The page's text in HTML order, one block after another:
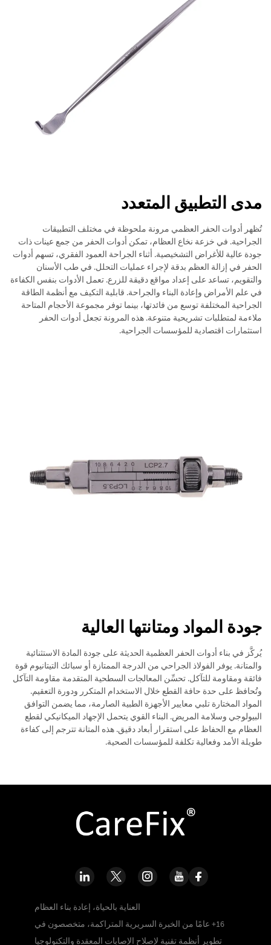
مدى التطبيق المتعدد
تُظهر أدوات الحفر العظمي مرونة ملحوظة في مختلف التطبيقات
الجراحية. في خزعة نخاع العظام، تمكن أدوات الحفر من جمع عينات ذات
جودة عالية للأغراض التشخيصية. أثناء الجراحة العمود الفقري، تسهم أدوات
الحفر في إزالة العظم بدقة لإجراء عمليات التحلل. في طب الأسنان
والتقويم، تساعد على إعداد مواقع دقيقة للزرع. تعمل الأدوات بنفس الكفاءة
في علم الأمراض وإعادة البناء والجراحة. قابلية التكيف مع أنظمة الطاقة
الجراحية المختلفة توسع من فائدتها، بينما توفر مجموعة الأحجام المتاحة
ملاءمة لمتطلبات تشريحية متنوعة. هذه المرونة تجعل أدوات الحفر
استثمارات اقتصادية للمؤسسات الجراحية.
جودة المواد ومتانتها العالية
يُركَّز في بناء أدوات الحفر العظمية الحديثة على جودة المادة الاستثنائية
والمتانة. يوفر الفولاذ الجراحي من الدرجة الممتازة أو سبائك التيتانيوم قوة
فائقة ومقاومة للتآكل. تحسِّن المعالجات السطحية المتقدمة مقاومة التآكل
وتُحافظ على حدة حافة القطع خلال الاستخدام المتكرر ودورة التعقيم.
المواد المختارة تلبي معايير الأجهزة الطبية الصارمة، مما يضمن التوافق
البيولوجي وسلامة المريض. البناء القوي يتحمل الإجهاد الميكانيكي لقطع
العظام مع الحفاظ على استقرار أبعاد دقيق. هذه المتانة تترجم إلى كفاءة
طويلة الأمد وفعالية تكلفة للمؤسسات الصحية.
العناية بالحياة، إعادة بناء العظام
16+ عامًا من الخبرة السريرية المتراكمة، متخصصون في
تطوير أنظمة تقنية لإصلاح الإصابات المعقدة والتكنولوجيا